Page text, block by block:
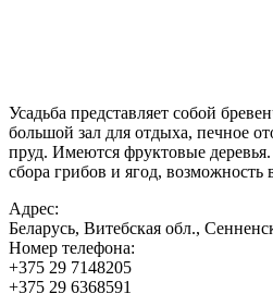
Усадьба представляет собой
большой зал для отдыха, печное
пруд. Имеются фруктовые
сбора грибов и ягод, возможность
Адрес:
Беларусь, Витебская обл.,
Номер телефона:
+375 29 7148205
+375 29 6368591